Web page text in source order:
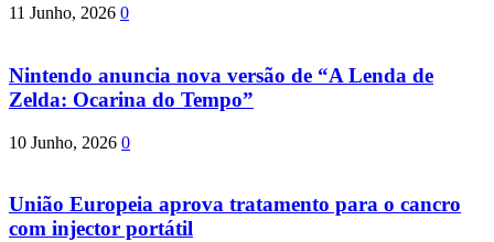
11 Junho, 2026 0
Nintendo anuncia nova versão de “A Lenda de
Zelda: Ocarina do Tempo”
10 Junho, 2026 0
União Europeia aprova tratamento para o cancro
com injector portátil